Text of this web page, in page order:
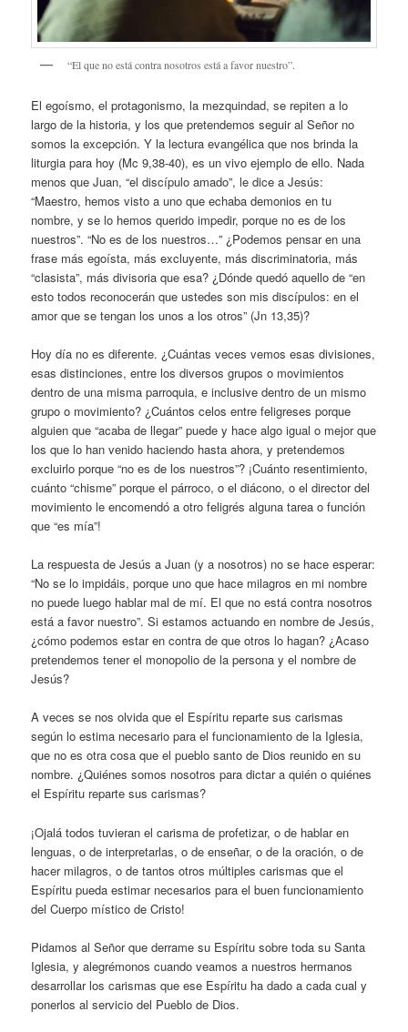
“El que no está contra nosotros está a favor nuestro”.
El egoísmo, el protagonismo, la mezquindad, se repiten a lo
largo de la historia, y los que pretendemos seguir al Señor no
somos la excepción. Y la lectura evangélica que nos brinda la
liturgia para hoy (Mc 9,38-40), es un vivo ejemplo de ello. Nada
menos que Juan, “el discípulo amado”, le dice a Jesús:
“Maestro, hemos visto a uno que echaba demonios en tu
nombre, y se lo hemos querido impedir, porque no es de los
nuestros”. “No es de los nuestros…” ¿Podemos pensar en una
frase más egoísta, más excluyente, más discriminatoria, más
“clasista”, más divisoria que esa? ¿Dónde quedó aquello de “en
esto todos reconocerán que ustedes son mis discípulos: en el
amor que se tengan los unos a los otros” (Jn 13,35)?
Hoy día no es diferente. ¿Cuántas veces vemos esas divisiones,
esas distinciones, entre los diversos grupos o movimientos
dentro de una misma parroquia, e inclusive dentro de un mismo
grupo o movimiento? ¿Cuántos celos entre feligreses porque
alguien que “acaba de llegar” puede y hace algo igual o mejor que
los que lo han venido haciendo hasta ahora, y pretendemos
excluirlo porque “no es de los nuestros”? ¡Cuánto resentimiento,
cuánto “chisme” porque el párroco, o el diácono, o el director del
movimiento le encomendó a otro feligrés alguna tarea o función
que “es mía”!
La respuesta de Jesús a Juan (y a nosotros) no se hace esperar:
“No se lo impidáis, porque uno que hace milagros en mi nombre
no puede luego hablar mal de mí. El que no está contra nosotros
está a favor nuestro”. Si estamos actuando en nombre de Jesús,
¿cómo podemos estar en contra de que otros lo hagan? ¿Acaso
pretendemos tener el monopolio de la persona y el nombre de
Jesús?
A veces se nos olvida que el Espíritu reparte sus carismas
según lo estima necesario para el funcionamiento de la Iglesia,
que no es otra cosa que el pueblo santo de Dios reunido en su
nombre. ¿Quiénes somos nosotros para dictar a quién o quiénes
el Espíritu reparte sus carismas?
¡Ojalá todos tuvieran el carisma de profetizar, o de hablar en
lenguas, o de interpretarlas, o de enseñar, o de la oración, o de
hacer milagros, o de tantos otros múltiples carismas que el
Espíritu pueda estimar necesarios para el buen funcionamiento
del Cuerpo místico de Cristo!
Pidamos al Señor que derrame su Espíritu sobre toda su Santa
Iglesia, y alegrémonos cuando veamos a nuestros hermanos
desarrollar los carismas que ese Espíritu ha dado a cada cual y
ponerlos al servicio del Pueblo de Dios.